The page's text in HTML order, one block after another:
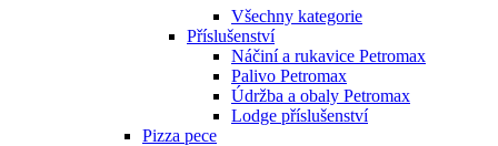
Všechny kategorie
Příslušenství
Náčiní a rukavice Petromax
Palivo Petromax
Údržba a obaly Petromax
Lodge příslušenství
Pizza pece